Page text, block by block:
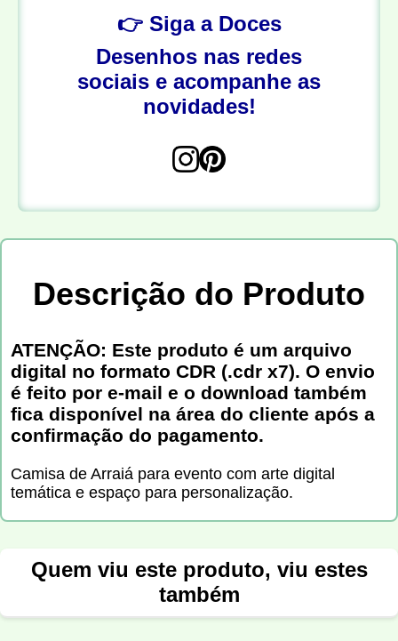
👉 Siga a Doces
Desenhos nas redes
sociais e acompanhe as
novidades!
Descrição do Produto
ATENÇÃO: Este produto é um arquivo
digital no formato CDR (.cdr x7). O envio
é feito por e-mail e o download também
fica disponível na área do cliente após a
confirmação do pagamento.
Camisa de Arraiá para evento com arte digital
temática e espaço para personalização.
Quem viu este produto, viu estes
também